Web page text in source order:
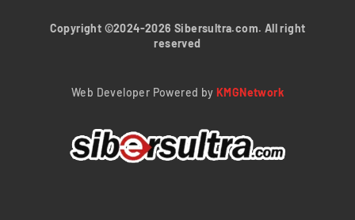
Copyright ©2024-2026 Sibersultra.com. All right
reserved
Web Developer Powered by KMGNetwork